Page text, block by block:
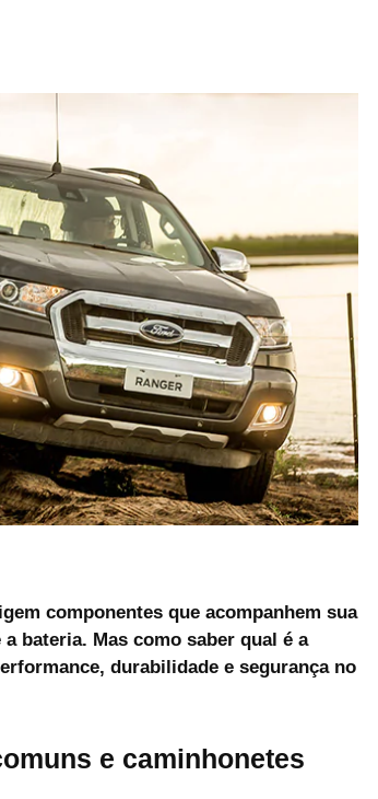
componentes que acompanhem sua
bateria. Mas como saber qual é a
durabilidade e segurança no
e caminhonetes